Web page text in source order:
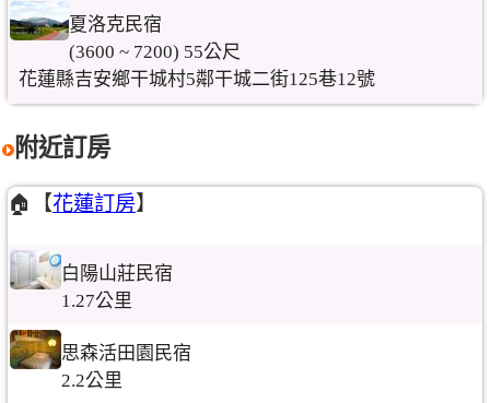
夏洛克民宿
(3600 ~ 7200) 55公尺
花蓮縣吉安鄉干城村5鄰干城二街125巷12號
附近訂房
🏠【花蓮訂房】
白陽山莊民宿
1.27公里
思森活田園民宿
2.2公里